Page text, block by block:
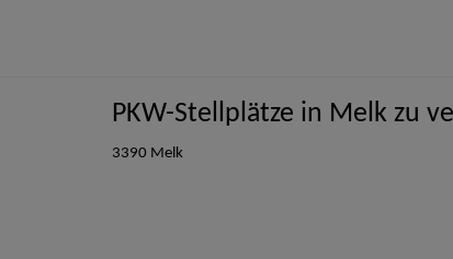
PKW-Stellplätze in Melk zu
3390 Melk